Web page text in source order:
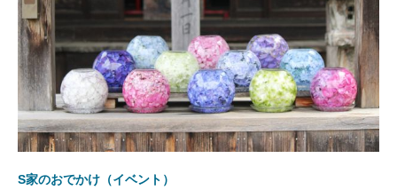
S家のおでかけ（イベント）